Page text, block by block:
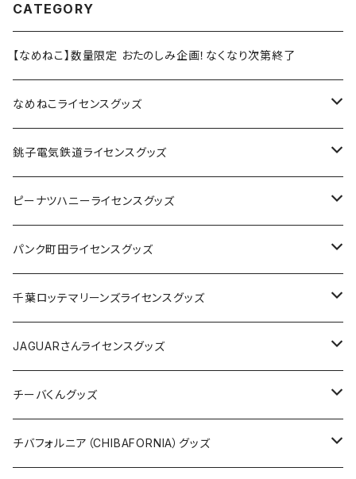
CATEGORY
【なめねこ】数量限定 おたのしみ企画！なくなり次第終了
なめねこライセンスグッズ
Tシャツ
キャップ
ステッカー
缶バッジ
ホテルキーホルダー
銚子電気鉄道ライセンスグッズ
ステッカー
缶バッジ
アクリルキーホルダー
ホテルキーホルダー
クリアファイル
Tシャツ
ピーナツハニーライセンスグッズ
Tシャツ
キャップ
バッグ
ステッカー
缶バッジ
パンク町田ライセンスグッズ
Tシャツ
キャップ
バッグ
ステッカー
千葉ロッテマリーンズライセンスグッズ
ステッカー
ステッカー
ステッカー大
缶バッジ
缶バッジ32mm
エコバッグ
JAGUARさんライセンスグッズ
Tシャツ
ステッカー
チーバくんグッズ
Tシャツ
チバフォルニア（CHIBAFORNIA）グッズ